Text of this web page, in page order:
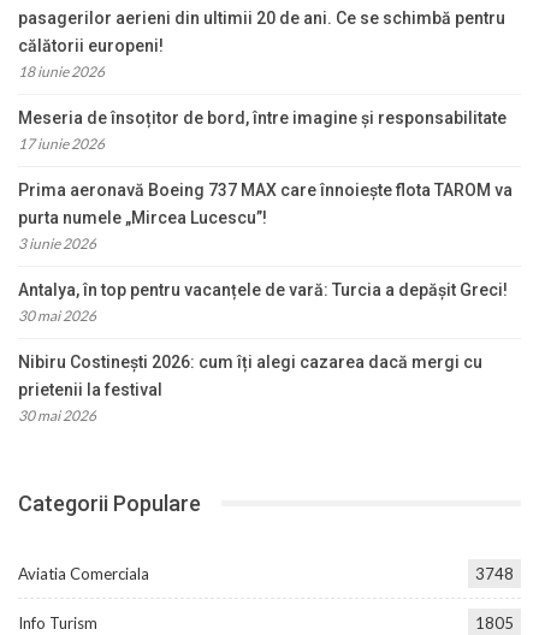
pasagerilor aerieni din ultimii 20 de ani. Ce se schimbă pentru
călătorii europeni!
18 iunie 2026
Meseria de însoțitor de bord, între imagine și responsabilitate
17 iunie 2026
Prima aeronavă Boeing 737 MAX care înnoiește flota TAROM va
purta numele „Mircea Lucescu”!
3 iunie 2026
Antalya, în top pentru vacanțele de vară: Turcia a depășit Greci!
30 mai 2026
Nibiru Costinești 2026: cum îți alegi cazarea dacă mergi cu
prietenii la festival
30 mai 2026
Categorii Populare
Aviatia Comerciala 3748
Info Turism 1805